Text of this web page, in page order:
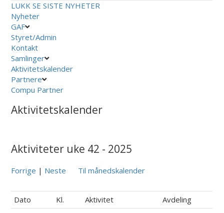
LUKK SE SISTE NYHETER
Nyheter
GAF
Styret/Admin
Kontakt
Samlinger
Aktivitetskalender
Partnere
Compu Partner
Aktivitetskalender
Aktiviteter uke 42 - 2025
Forrige | Neste Til månedskalender
Dato Kl. Aktivitet
Avdeling